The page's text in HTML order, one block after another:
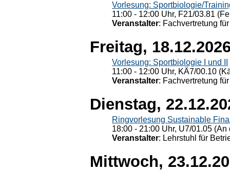
Vorlesung: Sportbiologie/
11:00 - 12:00 Uhr, F21/03.81
Veranstalter: Fachvertretung
Freitag,
Vorlesung: Sportbiologie I und II
11:00 - 12:00 Uhr, KÄ7/00.10
Veranstalter: Fachvertretung
Dienstag,
Ringvorlesung Sustainable
18:00 - 21:00 Uhr, U7/01.05
Veranstalter: Lehrstuhl für
Mittwoch,